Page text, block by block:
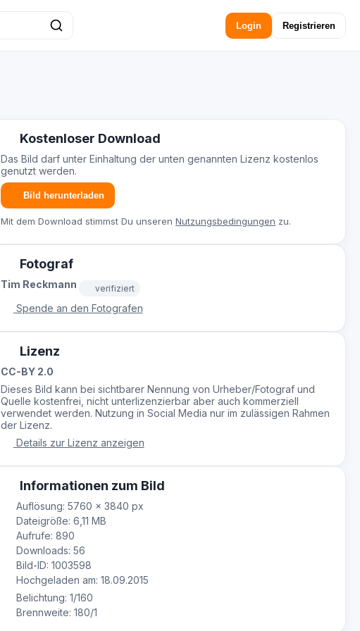
Login Registrieren
Kostenloser Download
Das Bild darf unter Einhaltung der unten genannten Lizenz kostenlos
genutzt werden.
Bild herunterladen
Mit dem Download stimmst Du unserenNutzungsbedingungen zu.
Fotograf
Tim Reckmann verifiziert
Spende an den Fotografen
Lizenz
CC-BY 2.0
Dieses Bild kann bei sichtbarer Nennung von Urheber/Fotograf und
Quelle kostenfrei, nicht unterlizenzierbar aber auch kommerziell
verwendet werden. Nutzung in Social Media nur im zulässigen Rahmen
der Lizenz.
Details zur Lizenz anzeigen
Informationen zum Bild
Auflösung: 5760 × 3840 px
Dateigröße: 6,11 MB
Aufrufe: 890
Downloads: 56
Bild-ID: 1003598
Hochgeladen am: 18.09.2015
Belichtung: 1/160
Brennweite: 180/1